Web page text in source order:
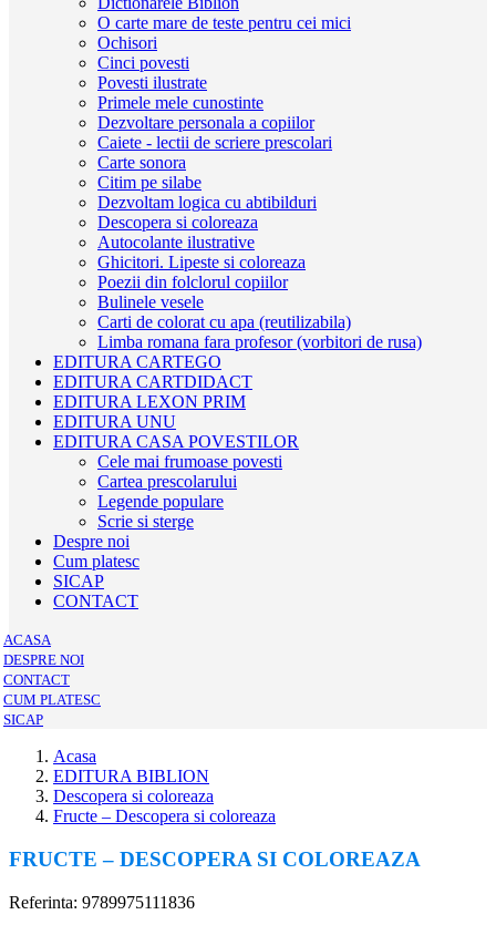
O carte mare de teste pentru cei mici
Ochisori
Cinci povesti
Povesti ilustrate
Primele mele cunostinte
Dezvoltare personala a copiilor
Caiete - lectii de scriere prescolari
Carte sonora
Citim pe silabe
Dezvoltam logica cu abtibilduri
Descopera si coloreaza
Autocolante ilustrative
Ghicitori. Lipeste si coloreaza
Poezii din folclorul copiilor
Bulinele vesele
Carti de colorat cu apa (reutilizabila)
Limba romana fara profesor (vorbitori de rusa)
EDITURA CARTEGO
EDITURA CARTDIDACT
EDITURA LEXON PRIM
EDITURA UNU
EDITURA CASA POVESTILOR
Cele mai frumoase povesti
Cartea prescolarului
Legende populare
Scrie si sterge
Despre noi
Cum platesc
SICAP
CONTACT
ACASA
DESPRE NOI
CONTACT
CUM PLATESC
SICAP
Acasa
EDITURA BIBLION
Descopera si coloreaza
Fructe – Descopera si coloreaza
FRUCTE – DESCOPERA SI COLOREAZA
Referinta: 9789975111836